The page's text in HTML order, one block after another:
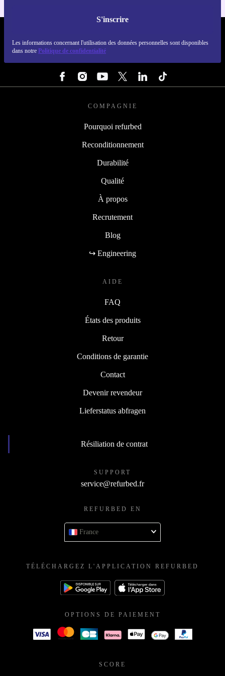
S'inscrire
Les informations concernant l'utilisation des données personnelles sont disponibles
dans notre Politique de confidentialité
COMPAGNIE
Pourquoi refurbed
Reconditionnement
Durabilité
Qualité
À propos
Recrutement
Blog
↪ Engineering
AIDE
FAQ
États des produits
Retour
Conditions de garantie
Contact
Devenir revendeur
Lieferstatus abfragen
Résiliation de contrat
SUPPORT
service@refurbed.fr
REFURBED EN
France
TÉLÉCHARGEZ L'APPLICATION REFURBED
OPTIONS DE PAIEMENT
SCORE